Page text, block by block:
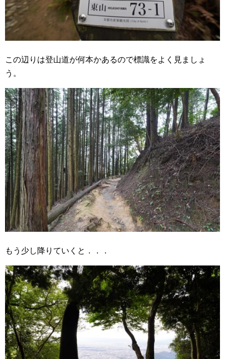
この辺りは登山道が何本かあるので標識をよく見ましょ
う。
もう少し降りていくと．．．